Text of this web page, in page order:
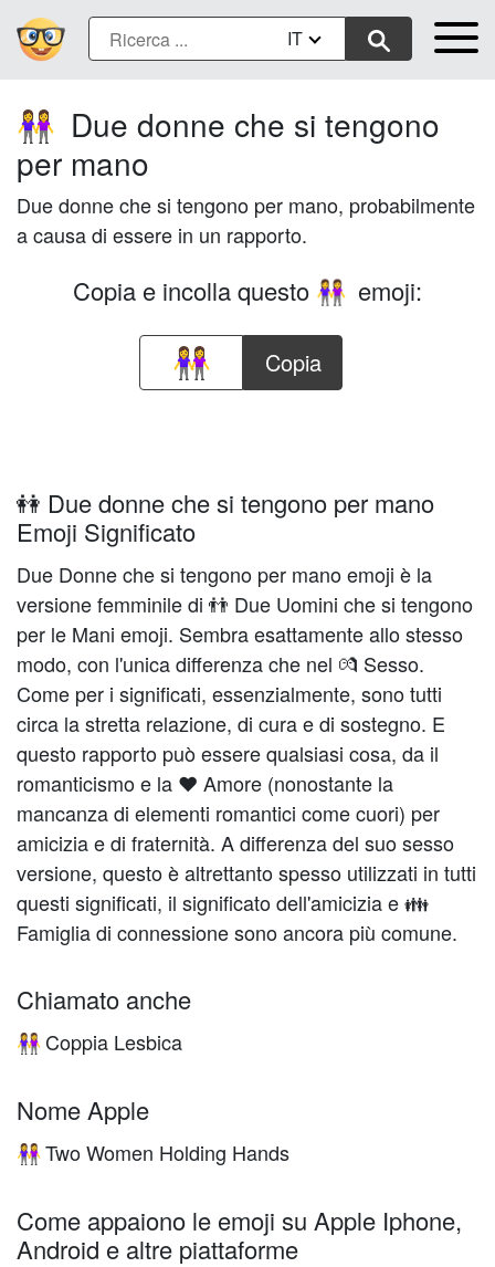
IT
👭 Due donne che si tengono
per mano
Due donne che si tengono per mano, probabilmente
a causa di essere in un rapporto.
Copia e incolla questo 👭 emoji:
Copia
👭 Due donne che si tengono per mano
Emoji Significato
Due Donne che si tengono per mano emoji è la
versione femminile di 👬 Due Uomini che si tengono
per le Mani emoji. Sembra esattamente allo stesso
modo, con l'unica differenza che nel 💏 Sesso.
Come per i significati, essenzialmente, sono tutti
circa la stretta relazione, di cura e di sostegno. E
questo rapporto può essere qualsiasi cosa, da il
romanticismo e la ❤️️ Amore (nonostante la
mancanza di elementi romantici come cuori) per
amicizia e di fraternità. A differenza del suo sesso
versione, questo è altrettanto spesso utilizzati in tutti
questi significati, il significato dell'amicizia e 👪
Famiglia di connessione sono ancora più comune.
Chiamato anche
👭 Coppia Lesbica
Nome Apple
👭Two Women Holding Hands
Come appaiono le emoji su Apple Iphone,
Android e altre piattaforme